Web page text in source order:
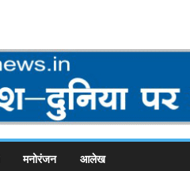
मनोरंजन आलेख